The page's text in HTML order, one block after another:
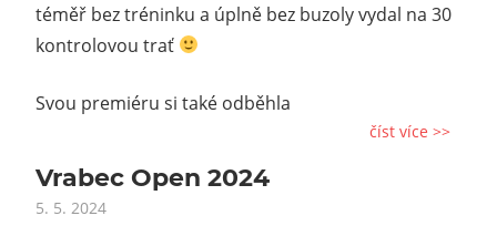
téměř bez tréninku a úplně bez buzoly vydal na 30
kontrolovou trať
Svou premiéru si také odběhla
číst více >>
Vrabec Open 2024
5. 5. 2024